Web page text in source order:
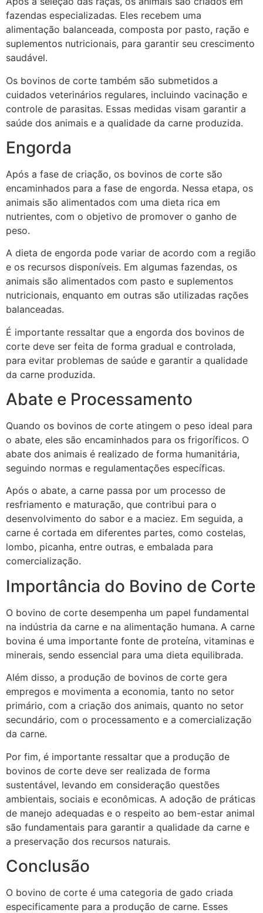
fazendas especializadas. Eles recebem uma
alimentação balanceada, composta por pasto, ração e
suplementos nutricionais, para garantir seu crescimento
saudável.
Os bovinos de corte também são submetidos a
cuidados veterinários regulares, incluindo vacinação e
controle de parasitas. Essas medidas visam garantir a
saúde dos animais e a qualidade da carne produzida.
Engorda
Após a fase de criação, os bovinos de corte são
encaminhados para a fase de engorda. Nessa etapa, os
animais são alimentados com uma dieta rica em
nutrientes, com o objetivo de promover o ganho de
peso.
A dieta de engorda pode variar de acordo com a região
e os recursos disponíveis. Em algumas fazendas, os
animais são alimentados com pasto e suplementos
nutricionais, enquanto em outras são utilizadas rações
balanceadas.
É importante ressaltar que a engorda dos bovinos de
corte deve ser feita de forma gradual e controlada,
para evitar problemas de saúde e garantir a qualidade
da carne produzida.
Abate e Processamento
Quando os bovinos de corte atingem o peso ideal para
o abate, eles são encaminhados para os frigoríficos. O
abate dos animais é realizado de forma humanitária,
seguindo normas e regulamentações específicas.
Após o abate, a carne passa por um processo de
resfriamento e maturação, que contribui para o
desenvolvimento do sabor e a maciez. Em seguida, a
carne é cortada em diferentes partes, como costelas,
lombo, picanha, entre outras, e embalada para
comercialização.
Importância do Bovino de Corte
O bovino de corte desempenha um papel fundamental
na indústria da carne e na alimentação humana. A carne
bovina é uma importante fonte de proteína, vitaminas e
minerais, sendo essencial para uma dieta equilibrada.
Além disso, a produção de bovinos de corte gera
empregos e movimenta a economia, tanto no setor
primário, com a criação dos animais, quanto no setor
secundário, com o processamento e a comercialização
da carne.
Por fim, é importante ressaltar que a produção de
bovinos de corte deve ser realizada de forma
sustentável, levando em consideração questões
ambientais, sociais e econômicas. A adoção de práticas
de manejo adequadas e o respeito ao bem-estar animal
são fundamentais para garantir a qualidade da carne e
a preservação dos recursos naturais.
Conclusão
O bovino de corte é uma categoria de gado criada
especificamente para a produção de carne. Esses